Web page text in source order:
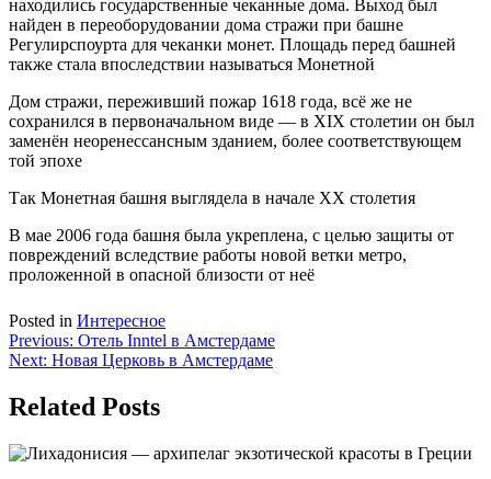
находились государственные чеканные дома. Выход был
найден в переоборудовании дома стражи при башне
Регулирспоурта для чеканки монет. Площадь перед башней
также стала впоследствии называться Монетной
Дом стражи, переживший пожар 1618 года, всё же не
сохранился в первоначальном виде — в XIX столетии он был
заменён неоренессансным зданием, более соответствующем
той эпохе
Так Монетная башня выглядела в начале XX столетия
В мае 2006 года башня была укреплена, с целью защиты от
повреждений вследствие работы новой ветки метро,
проложенной в опасной близости от неё
Posted in Интересное
Навигация
по
записям
Previous: Отель Inntel в Амстердаме
Next: Новая Церковь в Амстердаме
Related Posts